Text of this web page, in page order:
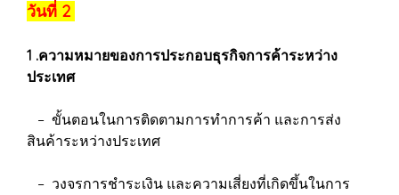
วันที่ 2
1 .ความหมายของการประกอบธุรกิจการค้าระหว่าง
ประเทศ
– ขั้นตอนในการติดตามการทำการค้า และการส่ง
สินค้าระหว่างประเทศ
– วงจรการชำระเงิน และความเสี่ยงที่เกิดขึ้นในการ